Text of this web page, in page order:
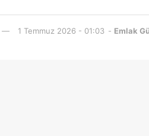
1 Temmuz 2026 - 01:03 - Emlak